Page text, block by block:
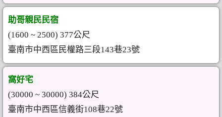
助哥親民民宿
(1600 ~ 2500) 377公尺
臺南市中西區民權路三段143巷23號
窩好宅
(30000 ~ 30000) 384公尺
臺南市中西區信義街108巷22號